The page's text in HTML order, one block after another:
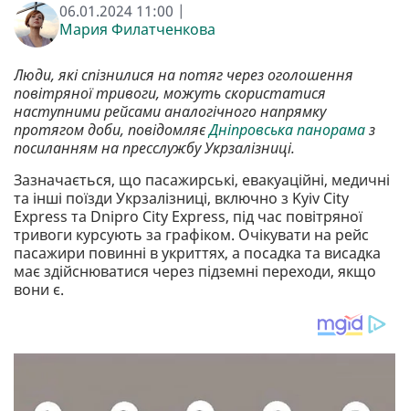
06.01.2024 11:00 |
Мария Филатченкова
Люди, які спізнилися на потяг через оголошення
повітряної тривоги, можуть скористатися
наступними рейсами аналогічного напрямку
протягом доби, повідомляєДніпровська панорамаз
посиланням на пресслужбу Укрзалізниці.
Зазначається, що пасажирські, евакуаційні, медичні
та інші поїзди Укрзалізниці, включно з Kyiv City
Express та Dnipro City Express, під час повітряної
тривоги курсують за графіком. Очікувати на рейс
пасажири повинні в укриттях, а посадка та висадка
має здійснюватися через підземні переходи, якщо
вони є.